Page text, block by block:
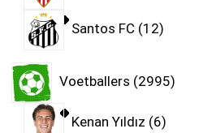
Santos FC 12
Voetballers 2995
Kenan Yıldız 6